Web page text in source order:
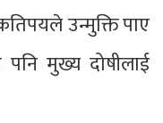
उन्मुक्ति पाए
पनि मुख्य दोषीलाई